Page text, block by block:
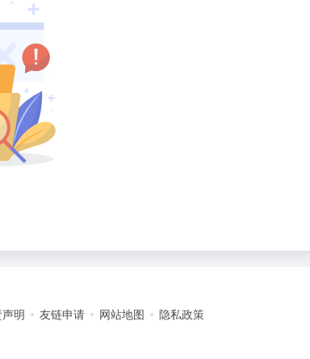
明 友链申请 网站地图 隐私政策